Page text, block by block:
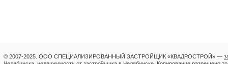
© 2007-2025. ООО СПЕЦИАЛИЗИРОВАННЫЙ ЗАСТРОЙЩИК «КВАДРОСТРОЙ» —